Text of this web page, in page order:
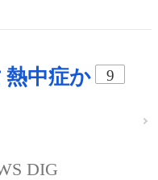
熱中症か 9
DIG